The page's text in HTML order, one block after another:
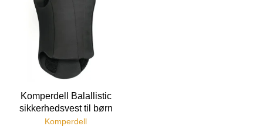
Komperdell Balallistic
sikkerhedsvest til børn
Komperdell